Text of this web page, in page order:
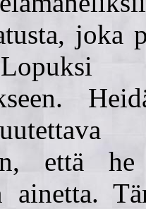
joka
että
ainetta.